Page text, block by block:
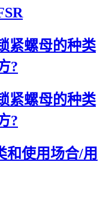
紧螺母的种类
?
紧螺母的种类
?
和使用场合/用